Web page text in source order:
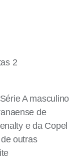
2
A masculino
de
e da Copel
outras